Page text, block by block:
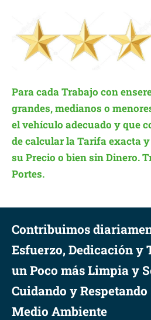
Para cada Trabajo con
grandes, medianos o
el vehículo adecuado y que
de calcular la Tarifa exacta
su Precio o bien sin Dinero.
Portes.
Contribuimos
Esfuerzo, Dedicación y
un Poco más Limpia y
Cuidando y
Medio Ambiente